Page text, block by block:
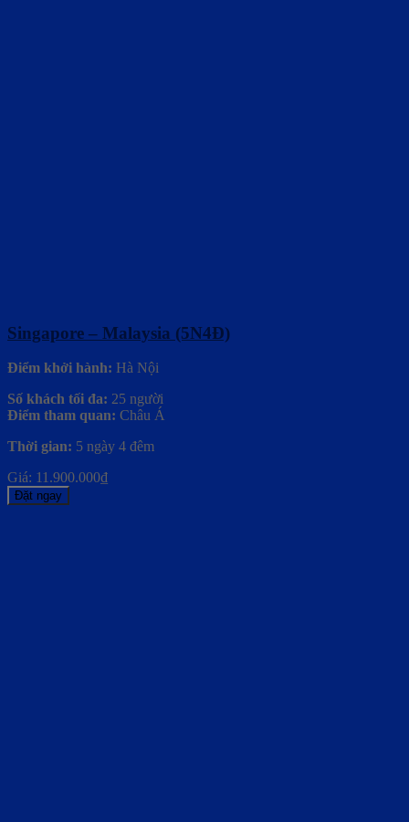
Singapore – Malaysia (5N4Đ)
Điểm khởi hành: Hà Nội
Số khách tối đa: 25 người
Điểm tham quan: Châu Á
Thời gian: 5 ngày 4 đêm
Giá: 11.900.000₫
Đặt ngay